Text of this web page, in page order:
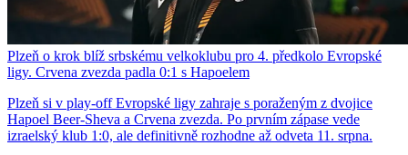
Plzeň o krok blíž srbskému velkoklubu pro 4. předkolo Evropské
ligy. Crvena zvezda padla 0:1 s Hapoelem
Plzeň si v play-off Evropské ligy zahraje s poraženým z dvojice
Hapoel Beer-Sheva a Crvena zvezda. Po prvním zápase vede
izraelský klub 1:0, ale definitivně rozhodne až odveta 11. srpna.